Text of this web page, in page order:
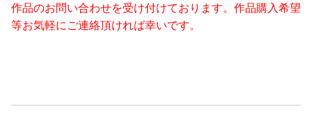
作品のお問い合わせを受け付けております。作品購入希望
等お気軽にご連絡頂ければ幸いです。